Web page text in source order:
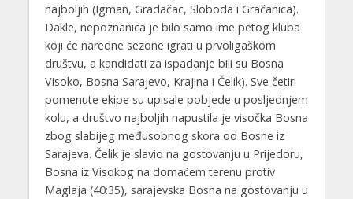
najboljih (Igman, Gradačac, Sloboda i Gračanica).
Dakle, nepoznanica je bilo samo ime petog kluba
koji će naredne sezone igrati u prvoligaškom
društvu, a kandidati za ispadanje bili su Bosna
Visoko, Bosna Sarajevo, Krajina i Čelik). Sve četiri
pomenute ekipe su upisale pobjede u posljednjem
kolu, a društvo najboljih napustila je visočka Bosna
zbog slabijeg međusobnog skora od Bosne iz
Sarajeva. Čelik je slavio na gostovanju u Prijedoru,
Bosna iz Visokog na domaćem terenu protiv
Maglaja (40:35), sarajevska Bosna na gostovanju u